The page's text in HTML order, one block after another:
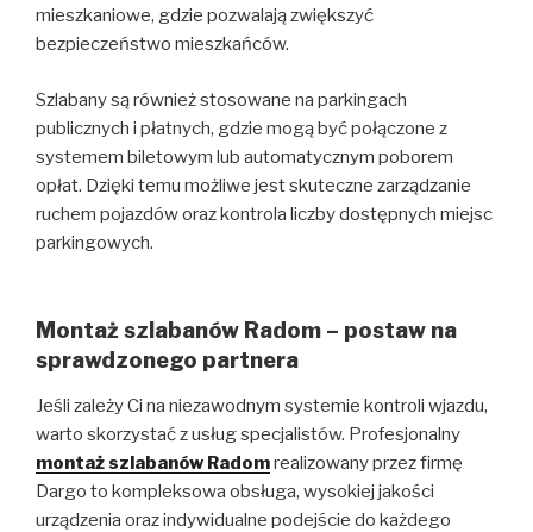
mieszkaniowe, gdzie pozwalają zwiększyć
bezpieczeństwo mieszkańców.
Szlabany są również stosowane na parkingach
publicznych i płatnych, gdzie mogą być połączone z
systemem biletowym lub automatycznym poborem
opłat. Dzięki temu możliwe jest skuteczne zarządzanie
ruchem pojazdów oraz kontrola liczby dostępnych miejsc
parkingowych.
Montaż szlabanów Radom – postaw na
sprawdzonego partnera
Jeśli zależy Ci na niezawodnym systemie kontroli wjazdu,
warto skorzystać z usług specjalistów. Profesjonalny
montaż szlabanów Radomrealizowany przez firmę
Dargo to kompleksowa obsługa, wysokiej jakości
urządzenia oraz indywidualne podejście do każdego